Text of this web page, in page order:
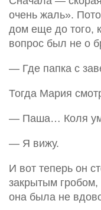
очень жаль».
дом еще до того,
вопрос был не о
— Где папка с
Тогда Мария
— Паша… Коля
— Я вижу.
И вот теперь он
закрытым гробом,
она была не